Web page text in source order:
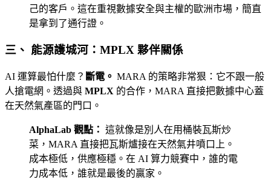
己的客戶。這在重視數據安全與主權的歐洲市場，簡直
是拿到了通行證。
三、 能源護城河：MPLX 夥伴關係
AI 運算最怕什麼？ 斷電。 MARA 的策略非常狠：它不跟一般
人搶電網。透過與 MPLX 的合作，MARA 直接把數據中心蓋
在天然氣產區的門口。
AlphaLab 觀點： 這就像是別人在用桶裝瓦斯炒
菜，MARA 直接把瓦斯爐接在天然氣井噴口上。
成本極低，供應極穩。在 AI 算力競賽中，誰的電
力成本低，誰就是最後的贏家。